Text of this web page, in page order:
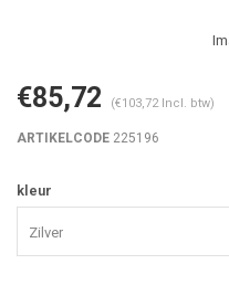
€85,72 (€103,72 Incl. btw)
ARTIKELCODE 225196
kleur
Zilver